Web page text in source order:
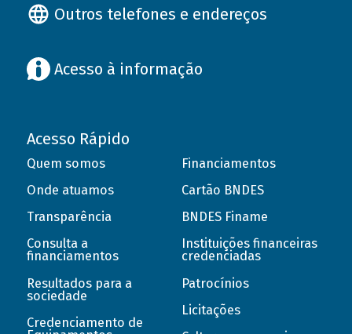
Outros telefones e endereços
Acesso à informação
Acesso Rápido
Quem somos
Onde atuamos
Transparência
Consulta a
financiamentos
Resultados para a
sociedade
Credenciamento de
Financiamentos
Cartão BNDES
BNDES Finame
Instituições financeiras
credenciadas
Patrocínios
Licitações